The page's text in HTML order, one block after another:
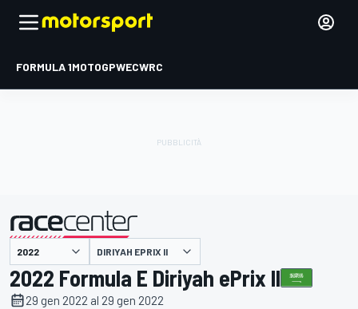
FORMULA 1MOTOGPWECWRC
presentato da DIRIYAH EPRIX II
2022 Formula E Diriyah ePrix II
29 gen 2022 al 29 gen 2022